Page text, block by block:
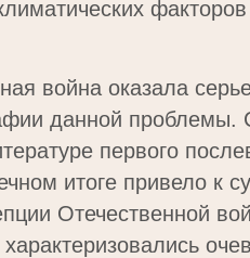
война оказала
данной проблемы.
первого
итоге привело к
Отечественной